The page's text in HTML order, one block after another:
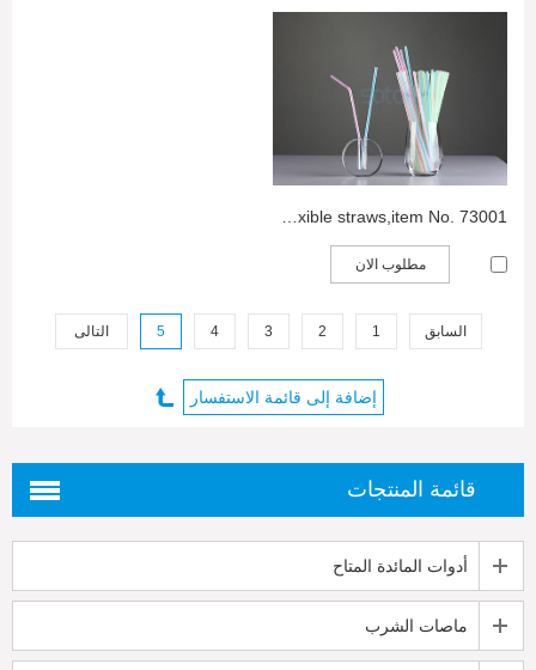
مطلوب الان
السابق 1
2
3
4
5 التالى
قائمة المنتجات
أدوات المائدة المتاح
ماصات الشرب